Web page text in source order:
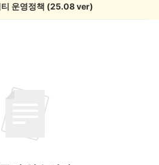
티 운영정책 (25.08 ver)